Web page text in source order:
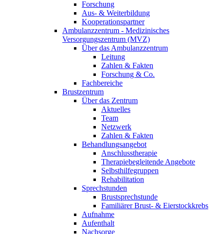
Forschung
Aus- & Weiterbildung
Kooperationspartner
Ambulanzzentrum - Medizinisches
Versorgungszentrum (MVZ)
Über das Ambulanzzentrum
Leitung
Zahlen & Fakten
Forschung & Co.
Fachbereiche
Brustzentrum
Über das Zentrum
Aktuelles
Team
Netzwerk
Zahlen & Fakten
Behandlungsangebot
Anschlusstherapie
Therapiebegleitende Angebote
Selbsthilfegruppen
Rehabilitation
Sprechstunden
Brustsprechstunde
Familiärer Brust- & Eierstockkrebs
Aufnahme
Aufenthalt
Nachsorge